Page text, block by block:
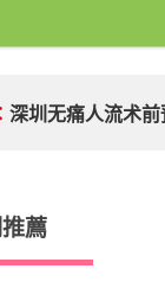
深圳无痛人流术
薦